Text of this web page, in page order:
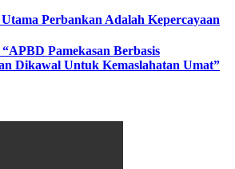
Perbankan Adalah Kepercayaan
Pamekasan Berbasis
Dikawal Untuk Kemaslahatan Umat”